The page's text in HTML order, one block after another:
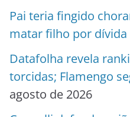
Pai teria fingido
matar filho por dívida
Datafolha revela
torcidas; Flamengo
agosto de 2026